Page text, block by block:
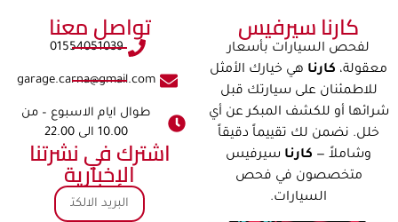
كارنا سيرفيس​​
لفحص السيارات بأسعار
معقولة، كارنا هي خيارك الأمثل
للاطمئنان على سيارتك قبل
شرائها أو للكشف المبكر عن أي
خلل. نضمن لك تقييماً دقيقاً
وشاملاً — كارنا سيرفيس
متخصصون في فحص
السيارات.
تواصل معنا​
01554051039
garage.carna@gmail.com
طوال ايام الاسبوع – من
10.00 الى 22.00
اشترك في نشرتنا
الإخبارية